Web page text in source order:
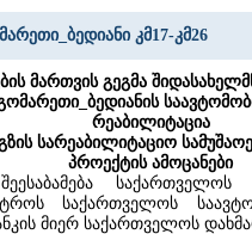
კმ17-კმ26
მართვის გეგმა
რეაბილიტაცია
სარეაბილიტაციო
პროექტის ამოცანები
საქართველოს
მიერ საქართველოს